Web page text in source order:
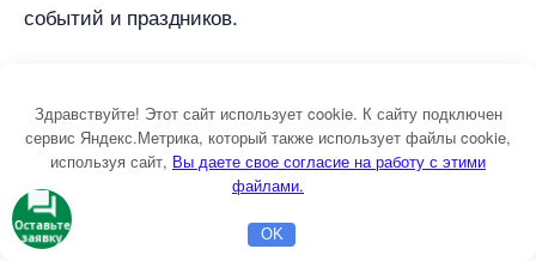
событий и праздников.
на Пасху, а черный и оранжевый — традиционный
ыбор для Хэллоуина (для стран где его отмечают).
Так что используйте это в своих интересах для
создания специальных баннеров и всплывающих
Здравствуйте! Этот сайт использует cookie. К сайту подключен
сервис Яндекс.Метрика, который также использует файлы cookie,
используя сайт, ы даете свое согласие на работу с этими
файлами.
OK
Оставьте
заявку